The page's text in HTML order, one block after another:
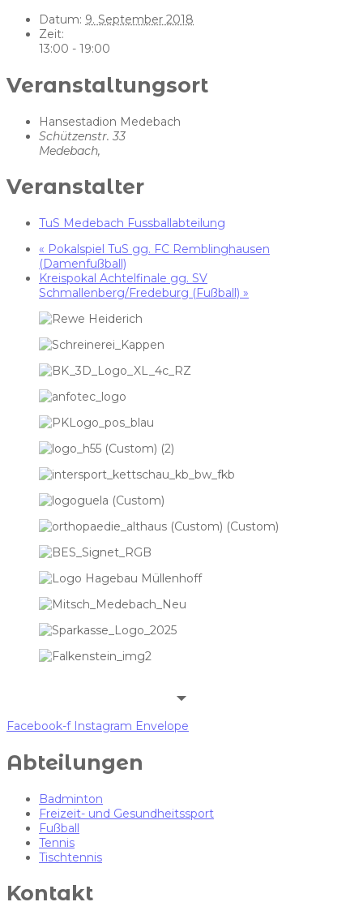
Datum: 9. September 2018
Zeit:
13:00 - 19:00
Veranstaltungsort
Hansestadion Medebach
Schützenstr. 33
Medebach,
Veranstalter
TuS Medebach Fussballabteilung
« Pokalspiel TuS gg. FC Remblinghausen
(Damenfußball)
Kreispokal Achtelfinale gg. SV
Schmallenberg/Fredeburg (Fußball) »
Facebook-f Instagram Envelope
Abteilungen
Badminton
Freizeit- und Gesundheitssport
Fußball
Tennis
Tischtennis
Kontakt